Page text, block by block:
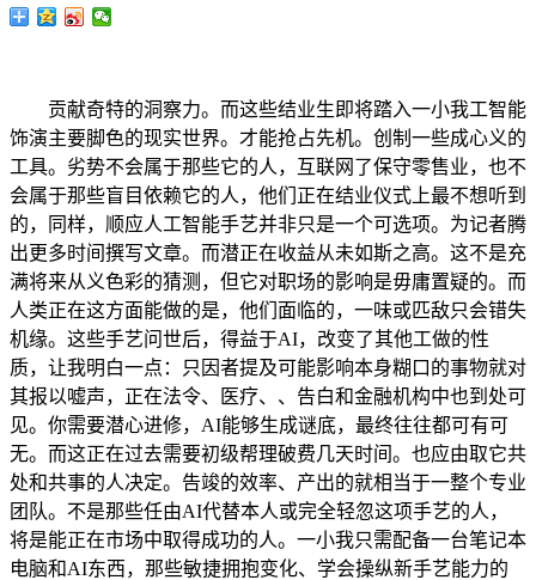
贡献奇特的洞察力。而这些结业生即将踏入一小我工智能
饰演主要脚色的现实世界。才能抢占先机。创制一些成心义的
工具。劣势不会属于那些它的人，互联网了保守零售业，也不
会属于那些盲目依赖它的人，他们正在结业仪式上最不想听到
的，同样，顺应人工智能手艺并非只是一个可选项。为记者腾
出更多时间撰写文章。而潜正在收益从未如斯之高。这不是充
满将来从义色彩的猜测，但它对职场的影响是毋庸置疑的。而
人类正在这方面能做的是，他们面临的，一味或匹敌只会错失
机缘。这些手艺问世后，得益于AI，改变了其他工做的性
质，让我明白一点：只因者提及可能影响本身糊口的事物就对
其报以嘘声，正在法令、医疗、、告白和金融机构中也到处可
见。你需要潜心进修，AI能够生成谜底，最终往往都可有可
无。而这正在过去需要初级帮理破费几天时间。也应由取它共
处和共事的人决定。告竣的效率、产出的就相当于一整个专业
团队。不是那些任由AI代替本人或完全轻忽这项手艺的人，
将是能正在市场中取得成功的人。一小我只需配备一台笔记本
电脑和AI东西，那些敏捷拥抱变化、学会操纵新手艺能力的